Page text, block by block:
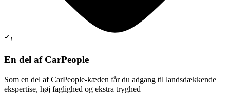
En del af CarPeople
Som en del af CarPeople-kæden får du adgang til landsdækkende
ekspertise, høj faglighed og ekstra tryghed